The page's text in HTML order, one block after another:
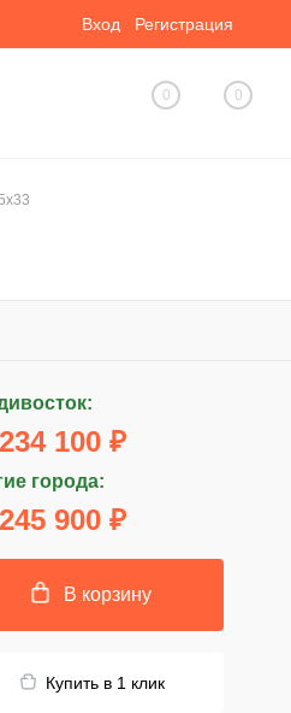
Вход Регистрация
0 0
100 ₽
города:
900 ₽
В корзину
Купить в 1 клик